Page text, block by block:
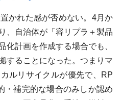
かれた感が否めない。4月か
、自治体が「容リプラ＋製品
化計画を作成する場合でも、
することになった。つまりマ
ルリサイクルが優先で、RP
・補完的な場合のみしか認め